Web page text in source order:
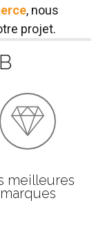
, nous
projet.
meilleures
marques